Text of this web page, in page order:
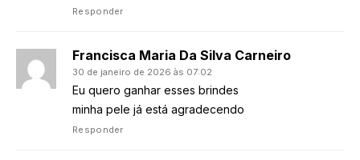
Responder
Francisca Maria Da Silva Carneiro
30 de janeiro de 2026 às 07:02
Eu quero ganhar esses brindes
minha pele já está agradecendo
Responder